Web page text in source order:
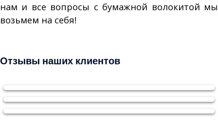
нам и все вопросы с бумажной волокитой мы
возьмем на себя!
Отзывы наших клиентов